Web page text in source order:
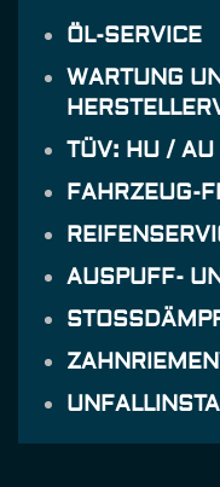
ÖL-SERVICE
WARTUNG
TÜV: HU / AU
FAHRZEUG-
AUSPUFF-